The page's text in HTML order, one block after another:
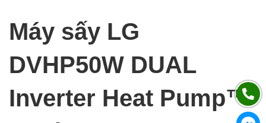
Máy sấy LG
DVHP50W DUAL
Inverter Heat Pump™